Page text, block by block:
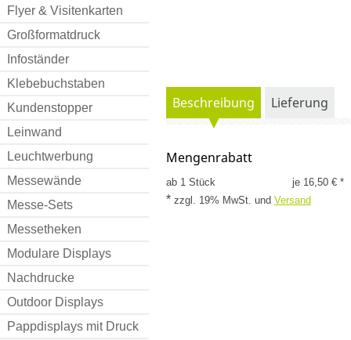
Flyer & Visitenkarten
Großformatdruck
Infoständer
Klebebuchstaben
Kundenstopper
Leinwand
Leuchtwerbung
Messewände
Messe-Sets
Messetheken
Modulare Displays
Nachdrucke
Outdoor Displays
Pappdisplays mit Druck
Beschreibung Lieferung
Mengenrabatt
ab 1 Stück je 16,50 € *
* zzgl. 19% MwSt. und Versand